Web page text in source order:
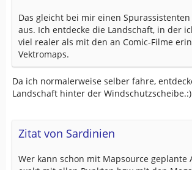
Das gleicht bei mir einen
aus. Ich entdecke die Landschaft, in der
viel realer als mit den an Comic-Filme
Vektromaps.
Da ich normalerweise selber fahre,
Landschaft hinter der Windschutzscheibe.:)
Zitat von Sardinien
Wer kann schon mit Mapsource geplante